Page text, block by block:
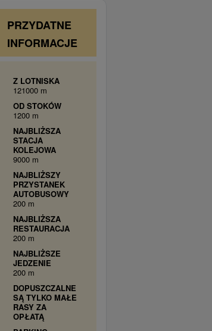
PRZYDATNE
INFORMACJE
Z LOTNISKA
121000 m
OD STOKÓW
1200 m
NAJBLIŻSZA
STACJA
KOLEJOWA
9000 m
NAJBLIŻSZY
PRZYSTANEK
AUTOBUSOWY
200 m
NAJBLIŻSZA
RESTAURACJA
200 m
NAJBLIŻSZE
JEDZENIE
200 m
DOPUSZCZALNE
SĄ TYLKO MAŁE
RASY ZA
OPŁATĄ